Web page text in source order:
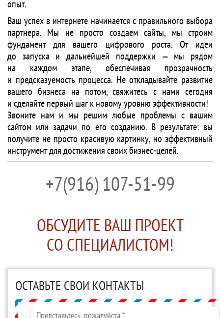
опыт.
Ваш успех в интернете начинается с правильного выбора
партнера. Мы не просто создаем сайты, мы строим
фундамент для вашего цифрового роста. От идеи
до запуска и дальнейшей поддержки — мы рядом
на каждом этапе, обеспечивая прозрачность
и предсказуемость процесса. Не откладывайте развитие
вашего бизнеса на потом, свяжитесь с нами сегодня
и сделайте первый шаг к новому уровню эффективности!
Звоните нам и мы решим любые проблемы с вашим
сайтом или задачи по его созданию. В результате: вы
получите не просто красивую картинку, но эффективный
инструмент для достижения своих бизнес-целей.
+7(916) 107-51-99
ОБСУДИТЕ ВАШ ПРОЕКТ
СО СПЕЦИАЛИСТОМ!
ОСТАВЬТЕ СВОИ КОНТАКТЫ
Представьтесь, пожалуйста*